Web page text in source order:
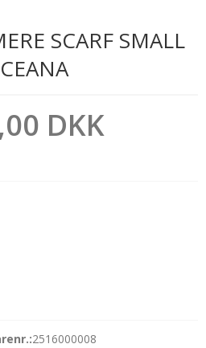
SCARF SMALL
DKK
2516000008